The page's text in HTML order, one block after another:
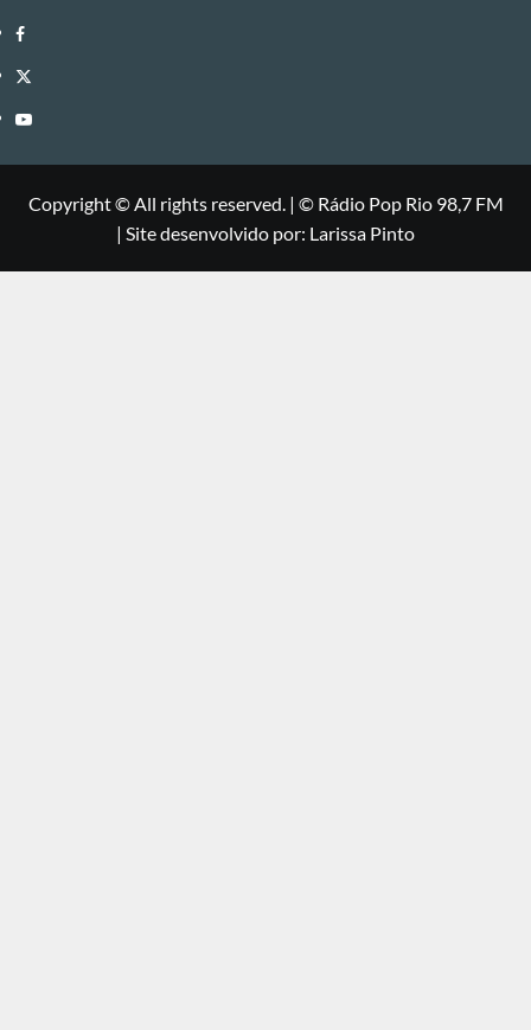
Facebook
Twitter
Youtube
Copyright © All rights reserved. | ©Rádio Pop Rio 98,7 FM
| Site desenvolvido por: Larissa Pinto